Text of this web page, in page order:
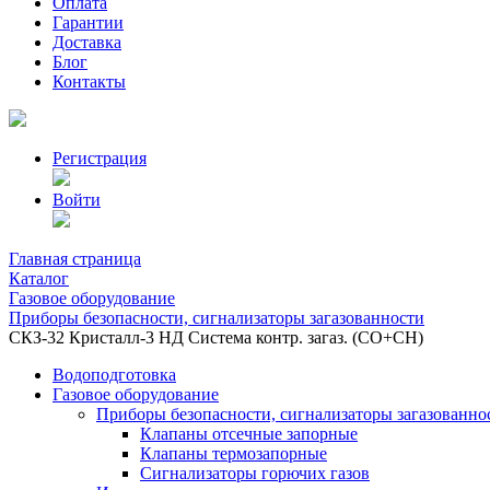
Гарантии
Доставка
Блог
Контакты
Регистрация
Войти
Главная страница
Каталог
Газовое оборудование
Приборы безопасности, сигнализаторы загазованности
СКЗ-32 Кристалл-3 НД Система контр. загаз. (СО+СН)
Водоподготовка
Газовое оборудование
Приборы безопасности, сигнализаторы
Клапаны отсечные запорные
Клапаны термозапорные
Сигнализаторы горючих газов